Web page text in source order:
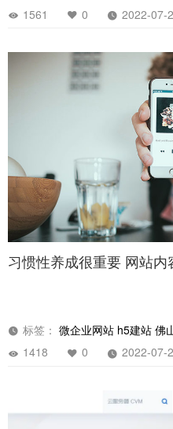
1561
0 2022-07-
习惯性养成很重要 网站
标签： 微企业网站 h5建站 佛
1418
0 2022-07-